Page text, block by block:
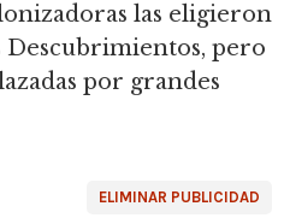
las eligieron
Descubrimientos, pero
por grandes
ELIMINAR PUBLICIDAD